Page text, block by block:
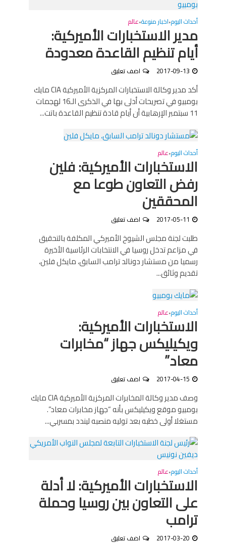
أحداث اليوم•اخبار منوعة•عالم
مدير الاستخبارات الأميركية:
أيام تنظيم القاعدة معدودة
2017-09-13 اضف تعليق
أكد مدير وكالة الاستخبارات المركزية الأميركية CIA مايك
بومبيو في تصريحات أدلى بها في الذكرى الـ16 لهجمات
11 سبتمبر الإرهابية أن أيام قادة تنظيم القاعدة باتت...
أحداث اليوم•عالم
الاستخبارات الأميركية: فلين
رفض التعاون طوعا مع
المحققين
2017-05-11 اضف تعليق
طلبت لجنة مجلس الشيوخ الأميركي المكلفة بالتحقيق
في مزاعم تدخل روسيا في الانتخابات الرئاسية الأخيرة
رسميا من مستشار دونالد ترامب السابق، مايكل فلين،
تقديم وثائق...
أحداث اليوم•عالم
الاستخبارات الأميركية:
ويكيليكس جهاز “مخابرات
معاد”
2017-04-15 اضف تعليق
وصف مدير وكالة المخابرات المركزية الأميركية CIA مايك
بومبيو موقع ويكيليكس بأنه “جهاز مخابرات معاد”.
مستغلا أولى خطبه بعد توليه منصبه ليندد بمسربي...
أحداث اليوم•عالم
الاستخبارات الأميركية: لا أدلة
على التعاون بين روسيا وحملة
ترامب
2017-03-20 اضف تعليق